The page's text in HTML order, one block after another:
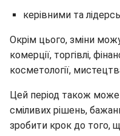
керівними та
Окрім цього, зміни
комерції, торгівлі,
косметології,
Цей період також
сміливих рішень,
зробити крок до того,